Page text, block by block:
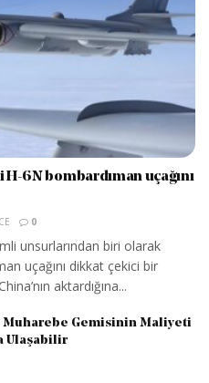
6N bombardıman uçağını
0
unsurlarından biri olarak
uçağını dikkat çekici bir
aktardığına...
Muharebe Gemisinin Maliyeti
Ulaşabilir